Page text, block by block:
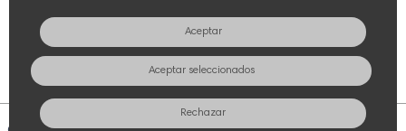
Aceptar
Aceptar seleccionados
Rechazar
Suscríbete